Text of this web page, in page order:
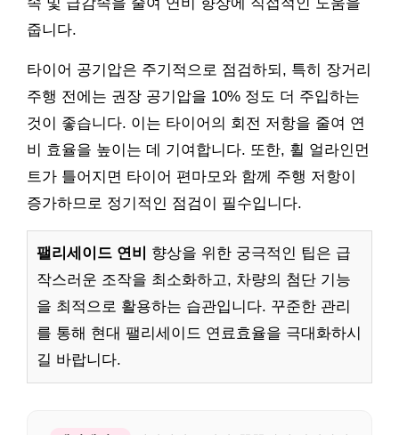
줍니다.
타이어 공기압은 주기적으로 점검하되, 특히 장거리
주행 전에는 권장 공기압을 10% 정도 더 주입하는
것이 좋습니다. 이는 타이어의 회전 저항을 줄여 연
비 효율을 높이는 데 기여합니다. 또한, 휠 얼라인먼
트가 틀어지면 타이어 편마모와 함께 주행 저항이
증가하므로 정기적인 점검이 필수입니다.
팰리세이드 연비
향상을 위한 궁극적인 팁은 급
작스러운 조작을 최소화하고, 차량의 첨단 기능
을 최적으로 활용하는 습관입니다. 꾸준한 관리
를 통해 현대 팰리세이드 연료효율을 극대화하시
길 바랍니다.